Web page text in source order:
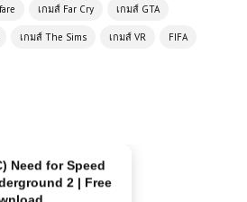
เกมส์ Far Cry เกมส์ GTA
เกมส์ The Sims เกมส์ VR FIFA
(PC) Far Cry 4 |
Free Download